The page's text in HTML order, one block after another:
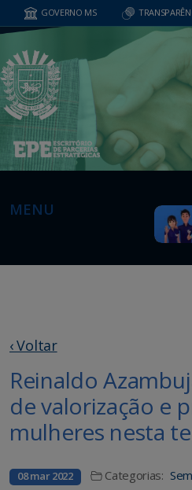
GOVERNO MS
MENU
‹ Voltar
Reinaldo
de valorização e
mulheres nesta
08 mar 2022 Categorias: